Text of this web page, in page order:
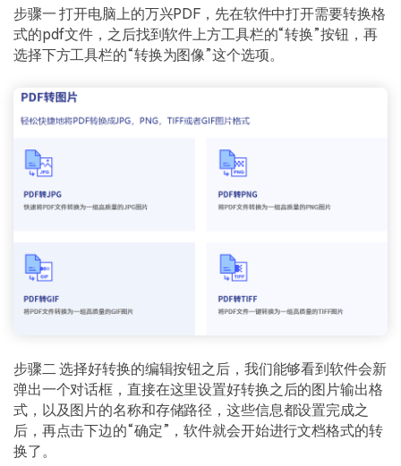
步骤一 打开电脑上的万兴PDF，先在软件中打开需要转换格
式的pdf文件，之后找到软件上方工具栏的“转换”按钮，再
选择下方工具栏的“转换为图像”这个选项。
步骤二 选择好转换的编辑按钮之后，我们能够看到软件会新
弹出一个对话框，直接在这里设置好转换之后的图片输出格
式，以及图片的名称和存储路径，这些信息都设置完成之
后，再点击下边的“确定”，软件就会开始进行文档格式的转
换了。